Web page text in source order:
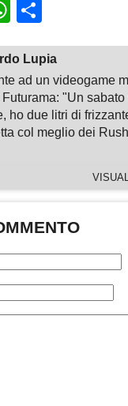
WhatsApp
Lupia
ad un videogame
Futurama: "Un
ho due litri di
col meglio dei